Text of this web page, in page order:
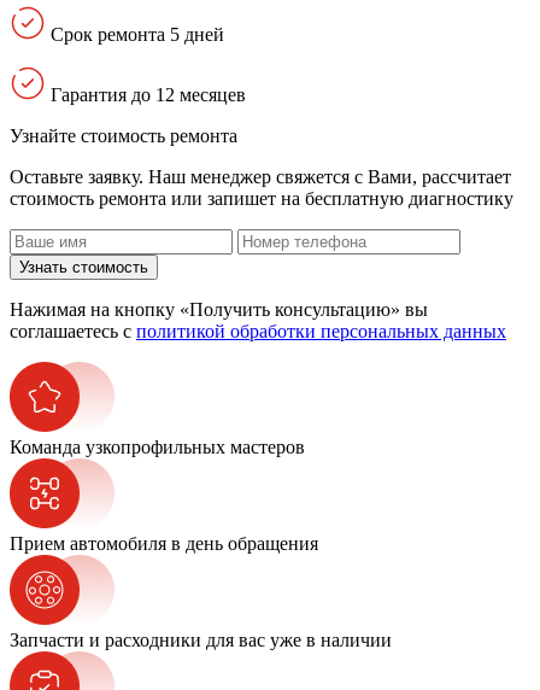
Срок ремонта 5 дней
Гарантия до 12 месяцев
Узнайте стоимость ремонта
Оставьте заявку. Наш менеджер свяжется с Вами, расcчитает
стоимость ремонта или запишет на бесплатную диагностику
Узнать стоимость
Нажимая на кнопку «Получить консультацию» вы
соглашаетесь с политикой обработки персональных данных
Команда узкопрофильных мастеров
Прием автомобиля в день обращения
Запчасти и расходники для вас уже в наличии